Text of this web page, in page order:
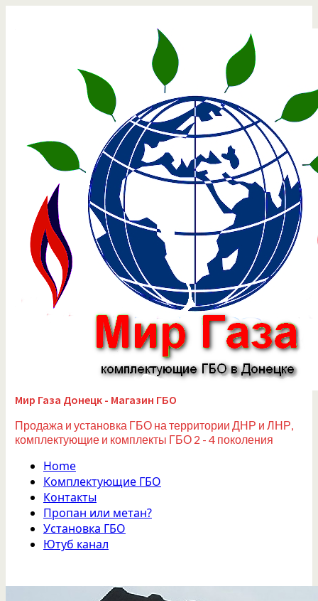
Мир Газа Донецк - Магазин ГБО
Продажа и установка ГБО на территории ДНР и ЛНР,
комплектующие и комплекты ГБО 2 - 4 поколения
Home
Комплектующие ГБО
Контакты
Пропан или метан?
Установка ГБО
Ютуб канал